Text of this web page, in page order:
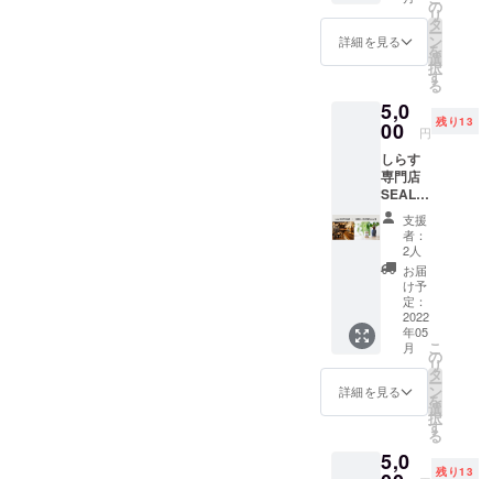
（2022
年5月中
を予
ます
す。
【備
考】 ※
送料込
発送 ※
賞味期
限：約
90日
（商品
に記
載） ※
開封後
はお早
めにお
召し上
がりく
ださい
※完成次
（2022
年5月中
いたし
詳細を見る
の
リ
タ
ー
ン
を
選
択
す
る
5,0
00 円
残り13
しらす
専門店
SEALA
S 、
SEALA
FACTO
RYでご
利用い
ただけ
る3000
円分の
商品券
と、一
番網の
しらす
の
支援
者：
2人
お届
け予
定：
2022
年05
月
詳細を見る
こ
の
リ
タ
ー
ン
を
選
択
す
る
5,0 残り13